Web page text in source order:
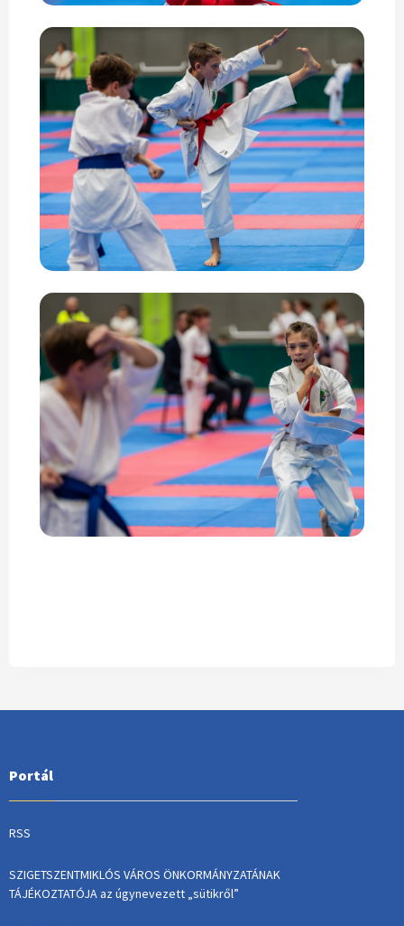
Portál
RSS
SZIGETSZENTMIKLÓS VÁROS ÖNKORMÁNYZATÁNAK
TÁJÉKOZTATÓJA az úgynevezett „sütikről”